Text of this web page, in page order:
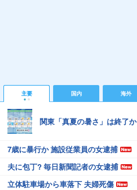
主要 国内 海外
関東「真夏の暑さ」は終了か
7歳に暴行か 施設従業員の女逮捕
夫に包丁? 毎日新聞記者の女逮捕
立体駐車場から車落下 夫婦死傷